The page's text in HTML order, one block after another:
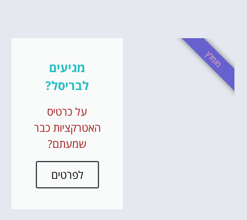
מגיעים
לבריסל?
על כרטיס
האטרקציות כבר
שמעתם?
לפרטים
מומלץ